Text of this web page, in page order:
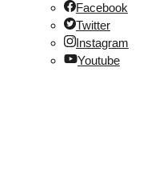
Facebook
Twitter
Instagram
Youtube